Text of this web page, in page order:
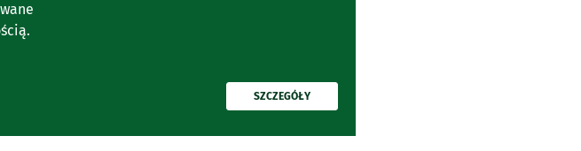
PRZECZYTAJ
SZCZEGÓŁY